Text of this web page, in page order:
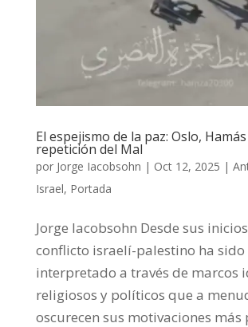
El espejismo de la paz: Oslo,
repetición del Mal
por Jorge Iacobsohn | Oct 12, 2025 |
Israel, Portada
Jorge Iacobsohn Desde sus
conflicto israelí-palestino ha sido
interpretado a través de marcos
religiosos y políticos que a
oscurecen sus motivaciones